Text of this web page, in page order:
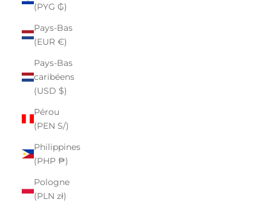
(PYG ₲)
Pays-Bas
(EUR €)
Pays-Bas
caribéens
(USD $)
Pérou
(PEN S/)
Philippines
(PHP ₱)
Pologne
(PLN zł)